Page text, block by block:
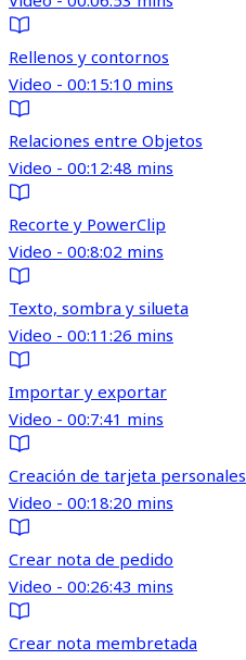
Rellenos y contornos
Video - 00:15:10 mins
Relaciones entre Objetos
Video - 00:12:48 mins
Recorte y PowerClip
Video - 00:8:02 mins
Texto, sombra y silueta
Video - 00:11:26 mins
Importar y exportar
Video - 00:7:41 mins
Creación de tarjeta personales
Video - 00:18:20 mins
Crear nota de pedido
Video - 00:26:43 mins
Crear nota membretada